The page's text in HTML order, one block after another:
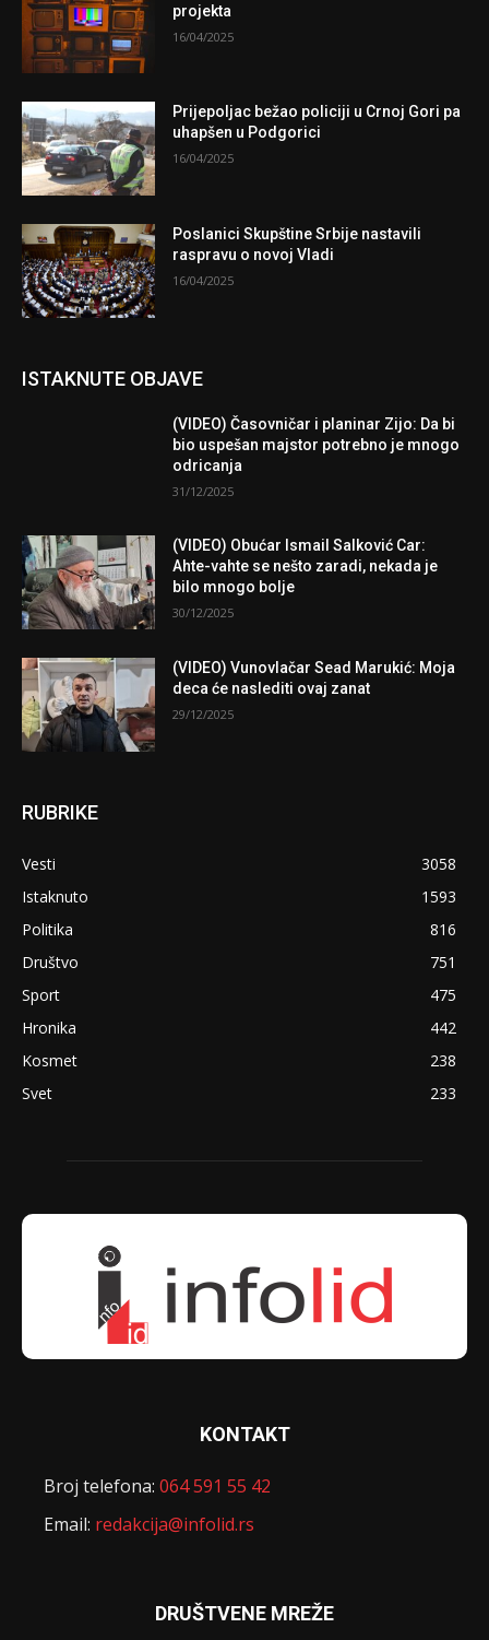
projekta
16/04/2025
Prijepoljac bežao policiji u Crnoj Gori pa
uhapšen u Podgorici
16/04/2025
Poslanici Skupštine Srbije nastavili
raspravu o novoj Vladi
16/04/2025
ISTAKNUTE OBJAVE
(VIDEO) Časovničar i planinar Zijo: Da bi
bio uspešan majstor potrebno je mnogo
odricanja
31/12/2025
(VIDEO) Obućar Ismail Salković Car:
Ahte-vahte se nešto zaradi, nekada je
bilo mnogo bolje
30/12/2025
(VIDEO) Vunovlačar Sead Marukić: Moja
deca će naslediti ovaj zanat
29/12/2025
RUBRIKE
Vesti
3058
Istaknuto
1593
Politika
816
Društvo
751
Sport
475
Hronika
442
Kosmet
238
Svet
233
KONTAKT
Broj telefona: 064 591 55 42
Email: redakcija@infolid.rs
DRUŠTVENE MREŽE